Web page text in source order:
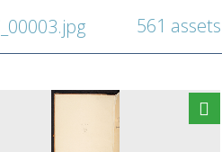
561 assets